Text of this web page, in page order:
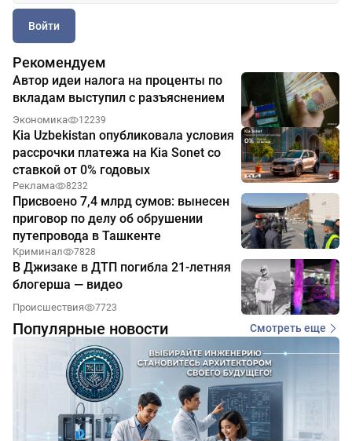
Войти
Рекомендуем
Автор идеи налога на проценты по
вкладам выступил с разъяснением
Экономика 12239
Kia Uzbekistan опубликовала условия
рассрочки платежа на Kia Sonet со
ставкой от 0% годовых
Реклама 8232
Присвоено 7,4 млрд сумов: вынесен
приговор по делу об обрушении
путепровода в Ташкенте
Криминал 7828
В Джизаке в ДТП погибла 21-летняя
блогерша — видео
Происшествия 7723
Популярные новости Смотреть еще